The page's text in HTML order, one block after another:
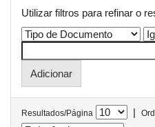
Utilizar filtros para refinar o
Resultados/Página |